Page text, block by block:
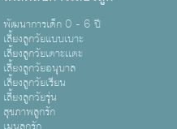
พัฒนาการเด็ก 0 - 6 ปี
เลี้ยงลูกวัยแบบเบาะ
เลี้ยงลูกวัยเตาะเเตะ
เลี้ยงลูกวัยอนุบาล
เลี้ยงลูกวัยเรียน
เลี้ยงลูกวัยรุ่น
สุขภาพลูกรัก